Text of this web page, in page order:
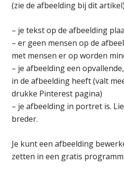
(zie de afbeelding bij dit
– je tekst op de afbeelding
– er geen mensen op de
met mensen er op worden
– je afbeelding een
in de afbeelding heeft (valt
drukke Pinterest pagina)
– je afbeelding in portret is.
breder.
Je kunt een afbeelding
zetten in een gratis